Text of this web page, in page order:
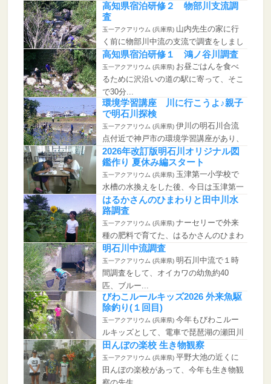
内先生の...
)
高知県宿泊研修２ 物部川支流調
査
玉一アクアリウム (兵庫県) 山内先生の家に行
く前に物部川中流の支流で調査をしまし
た。30...
高知県宿泊研修１ 鴻ノ谷川調査
玉一アクアリウム (兵庫県) お昼ごはんを食べ
るために沢沿いの道の駅に寄って、そこ
で30分...
環境学習講座 川に行こうよ♪親子
で明石川探検
玉一アクアリウム (兵庫県) 伊川の明石川合流
点付近で神戸市の環境学習講座があり、
小学生の...
2026年改訂版明石川オリジナル図
鑑作り 夏休み編スタート
玉一アクアリウム (兵庫県) 玉津第一小学校で
水槽の水換えをした後、今日は玉津第一
小学校で...
はるかさんのひまわりと田中川水
路調査
玉一アクアリウム (兵庫県) ナーセリーで外来
種の肥料で育てた、はるかさんのひまわ
りの花が...
明石川中流調査
玉一アクアリウム (兵庫県) 明石川中流で１時
間調査をして、オイカワの幼魚約40
匹、ブルー...
びわこルールキッズ2026 外来魚駆
除釣り(１回目)
玉一アクアリウム (兵庫県) 今年もびわこルー
ルキッズとして、電車で琵琶湖の瀬田川
に来て、...
田んぼの楽校 生き物観察
玉一アクアリウム (兵庫県) 平野大池の近くに
田んぼの楽校があって、今年も生き物観